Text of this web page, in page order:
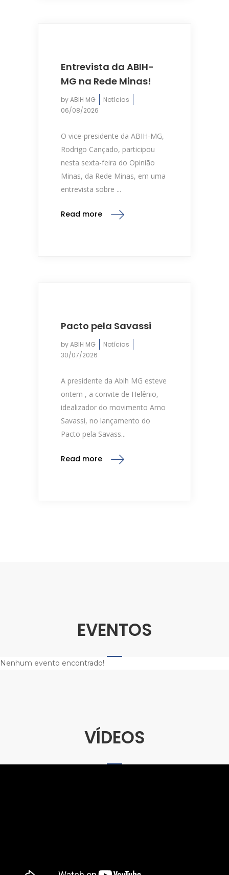
Entrevista da ABIH-
MG na Rede Minas!
byABIH MG
Notícias
06/08/2026
O vice-presidente da ABIH-MG,
Rodrigo Cançado, participou
nesta sexta-feira do Opinião
Minas, da Rede Minas, em uma
entrevista sobre ...
Read more
Pacto pela Savassi
byABIH MG
Notícias
30/07/2026
A presidente da Abih MG esteve
ontem , a convite de Helênio,
idealizador do movimento Amo
Savassi, no lançamento do
Pacto pela Savass...
Read more
EVENTOS
Nenhum evento encontrado!
VÍDEOS